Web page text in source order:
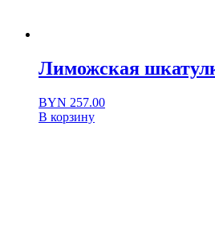
Лиможская
BYN 257.00
В корзину